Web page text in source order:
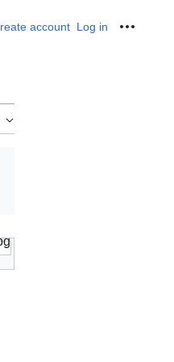
account Log in